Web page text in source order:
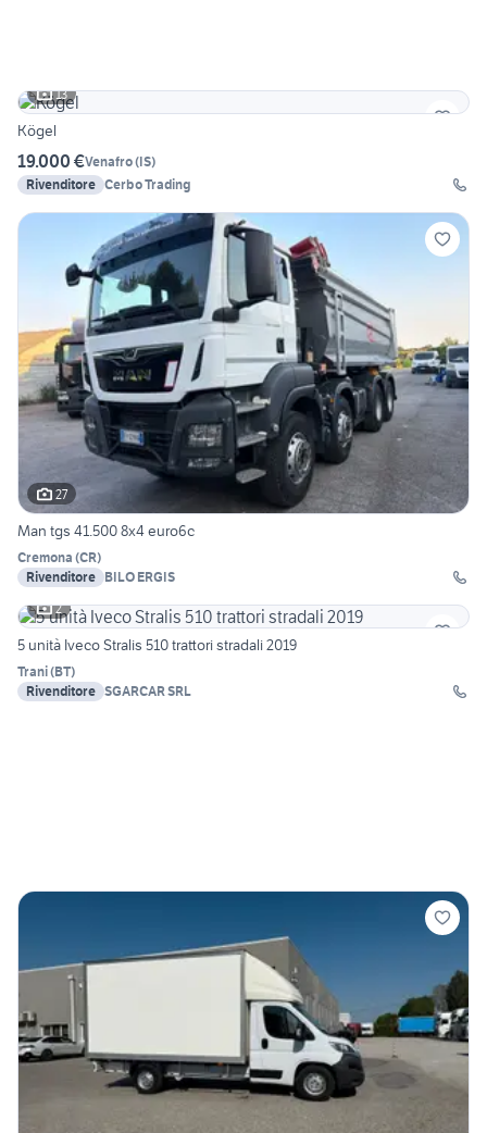
13
Kögel
19.000 €Venafro(IS)
Rivenditore Cerbo Trading
27
Man tgs 41.500 8x4 euro6c
Cremona (CR)
Rivenditore BILO ERGIS
2
5 unità Iveco Stralis 510 trattori stradali 2019
Trani(BT)
Rivenditore SGARCAR SRL